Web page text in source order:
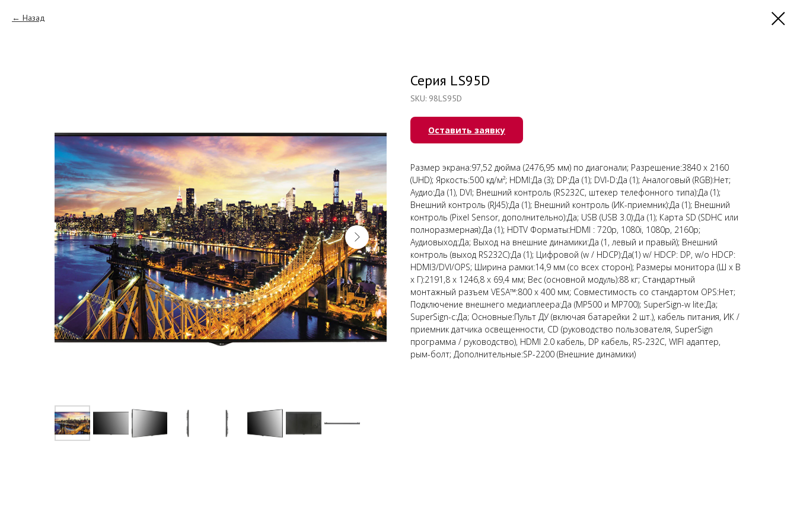
Назад
Серия LS95D
SKU: 98LS95D
Оставить заявку
Размер экрана:97,52 дюйма (2476,95 мм) по диагонали; Разрешение:3840 x 2160
(UHD); Яркость:500 кд/м²; HDMI:Да (3); DP:Да (1); DVI-D:Да (1); Аналоговый (RGB):Нет;
Аудио:Да (1), DVI; Внешний контроль (RS232C, штекер телефонного типа):Да (1);
Внешний контроль (RJ45):Да (1); Внешний контроль (ИК-приемник):Да (1); Внешний
контроль (Pixel Sensor, дополнительно):Да; USB (USB 3.0):Да (1); Карта SD (SDHC или
полноразмерная):Да (1); HDTV Форматы:HDMI : 720p, 1080i, 1080p, 2160p;
Аудиовыход:Да; Выход на внешние динамики:Да (1, левый и правый); Внешний
контроль (выход RS232C):Да (1); Цифровой (w / HDCP):Да(1) w/ HDCP: DP, w/o HDCP:
HDMI3/DVI/OPS; Ширина рамки:14,9 мм (со всех сторон); Размеры монитора (Ш x В
x Г):2191,8 x 1246,8 x 69,4 мм; Вес (основной модуль):88 кг; Стандартный
монтажный разъем VESA™:800 x 400 мм; Совместимость со стандартом OPS:Нет;
Подключение внешнего медиаплеера:Да (MP500 и MP700); SuperSign-w lite:Да;
SuperSign-c:Да; Основные:Пульт ДУ (включая батарейки 2 шт.), кабель питания, ИК /
приемник датчика освещенности, CD (руководство пользователя, SuperSign
программа / руководство), HDMI 2.0 кабель, DP кабель, RS-232C, WIFI адаптер,
рым-болт; Дополнительные:SP-2200 (Внешние динамики)